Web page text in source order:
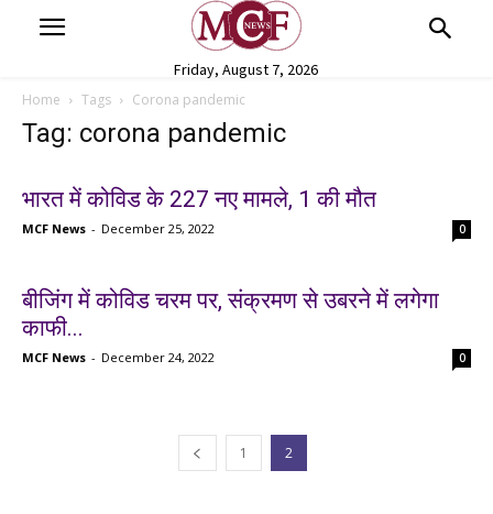
Friday, August 7, 2026
Home Tags Corona pandemic
Tag: corona pandemic
भारत में कोविड के 227 नए मामले, 1 की मौत
MCF News - December 25, 2022 0
बीजिंग में कोविड चरम पर, संक्रमण से उबरने में लगेगा
काफी...
MCF News - December 24, 2022 0
1 2